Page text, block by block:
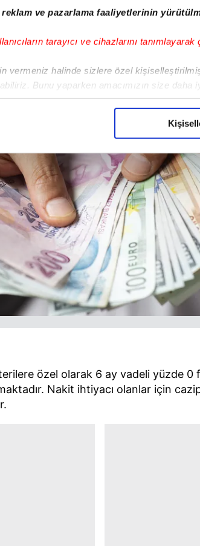
ve pazarlama faaliyetlerinin
tarayıcı ve cihazlarını tanımlayarak
vermeniz halinde sizlere özel
Bunu yaparken amacımızın size
adına elimizden gelen çabayı
bir hizmet sunabilmek için İnternet Sitemizde
çeşitli kişisel verileriniz işlenmekte olup
Diğer çerezler, sitemizin daha
faaliyetlerinin yapılması, amaçlarıyla sınırlı
tercihlerinizi aşağıda yer alan panel
Çerez Bilgilendirme Metnimiziziyaret
Verilerin Korunması Kanunu uyarınca
olarak kullanılan çerezlerle ilgili bilgi almak
sunan bankaların detayları yer
özel olarak 6 ay vadeli yüzde 0
Nakit ihtiyacı olanlar için